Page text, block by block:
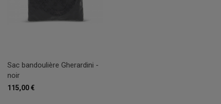
Sac bandoulière Gherardini -
noir
115,00 €